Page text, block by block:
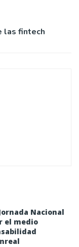
las fintech
Nacional
el medio